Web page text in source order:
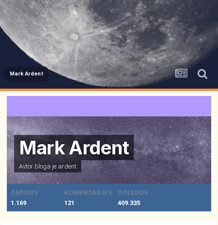
Mark Ardent
Mark Ardent
Avtor bloga je ardent
ZAPISOV
1.169
KOMENTARJEV
121
OGLEDOV
409.335